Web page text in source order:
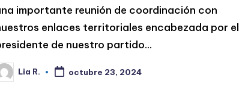
importante reunión de coordinación con
enlaces territoriales encabezada por el
de nuestro partido…
Lia R. octubre 23, 2024